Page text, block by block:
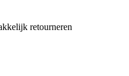
retourneren